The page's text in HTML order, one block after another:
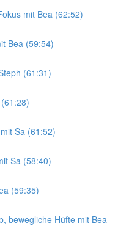
mit Bea (62:52)
Bea (59:54)
(61:31)
Sa (61:52)
Sa (58:40)
(59:35)
bewegliche Hüfte mit Bea